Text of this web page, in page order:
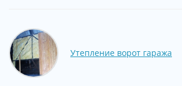
Утепление ворот гаража